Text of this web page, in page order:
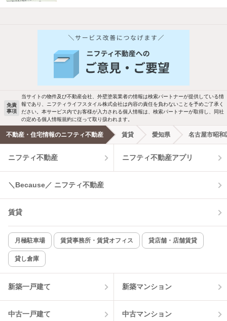
免責
事項
当サイトの物件及び不動産会社、外壁塗装業者の情報は検索パートナーが提供している情
報であり、ニフティライフスタイル株式会社は内容の責任を負わないことを予めご了承く
ださい。本サービス内でお客様が入力される個人情報は、検索パートナーが取得し、同社
の定める個人情報規約に従って取り扱われます。
不動産・住宅情報のニフティ不動産 賃貸 愛知県 名古屋市昭和
ニフティ不動産 ニフティ不動産アプリ
＼Because／ ニフティ不動産
賃貸
月極駐車場 賃貸事務所・賃貸オフィス 貸店舗・店舗賃貸
貸し倉庫
新築一戸建て 新築マンション
中古一戸建て 中古マンション